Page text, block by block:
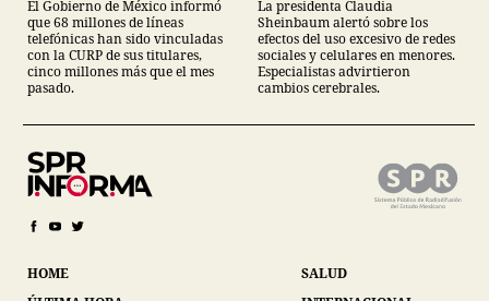
Sheinbaum
El Gobierno de México informó
que 68 millones de líneas
telefónicas han sido vinculadas
con la CURP de sus titulares,
cinco millones más que el mes
pasado.
digitales
La presidenta Claudia
Sheinbaum alertó sobre los
efectos del uso excesivo de redes
sociales y celulares en menores.
Especialistas advirtieron
cambios cerebrales.
HOME
SALUD